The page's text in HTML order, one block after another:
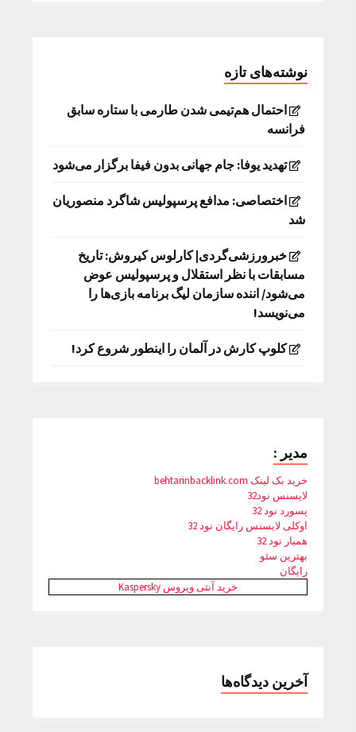
نوشته‌های تازه
احتمال هم‌تیمی شدن طارمی با ستاره سابق
فرانسه
تهدید یوفا: جام جهانی بدون فیفا برگزار می‌شود
اختصاصی: مدافع پرسپولیس شاگرد منصوریان
شد
خبرورزشی‌گردی| کارلوس کیروش: تاریخ
مسابقات با نظر استقلال و پرسپولیس عوض
می‌شود/ اننده سازمان لیگ برنامه بازی‌ها را
می‌نویسد!
کلوپ کارش در آلمان را اینطور شروع کرد!
مدیر :
خرید بک لینک behtarinbacklink.com
لایسنس نود32
پسورد نود 32
اوکلی لایسنس رایگان نود 32
همیار نود 32
بهترین سئو
رایگان
خرید آنتی ویروس Kaspersky
آخرین دیدگاه‌ها